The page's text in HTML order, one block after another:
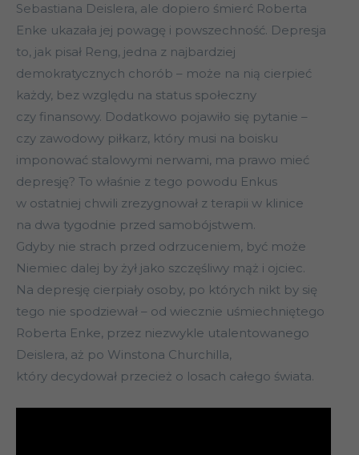
Sebastiana Deislera, ale dopiero śmierć Roberta
Enke ukazała jej powagę i powszechność. Depresja
to, jak pisał Reng, jedna z najbardziej
demokratycznych chorób – może na nią cierpieć
każdy, bez względu na status społeczny
czy finansowy. Dodatkowo pojawiło się pytanie –
czy zawodowy piłkarz, który musi na boisku
imponować stalowymi nerwami, ma prawo mieć
depresję? To właśnie z tego powodu Enkus
w ostatniej chwili zrezygnował z terapii w klinice
na dwa tygodnie przed samobójstwem.
Gdyby nie strach przed odrzuceniem, być może
Niemiec dalej by żył jako szczęśliwy mąż i ojciec.
Na depresję cierpiały osoby, po których nikt by się
tego nie spodziewał – od wiecznie uśmiechniętego
Roberta Enke, przez niezwykle utalentowanego
Deislera, aż po Winstona Churchilla,
który decydował przecież o losach całego świata.